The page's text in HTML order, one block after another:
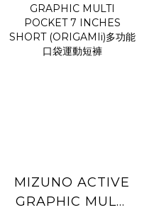
MIZUNO ACTIVE
GRAPHIC MULTI